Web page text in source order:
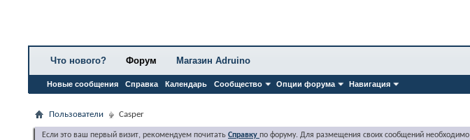
Что нового? Форум
Новые сообщения Справка Календарь Сообщество Опции форума Навигация
Магазин Adruino
Пользователи Casper
Если это ваш первый визит, рекомендуем почитать Справку по форуму. Для размещения своих сообщений необходимо